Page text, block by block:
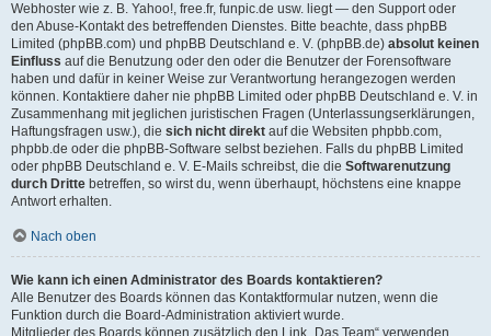
Webhoster wie z. B. Yahoo!, free.fr, funpic.de usw. liegt — den Support oder
den Abuse-Kontakt des betreffenden Dienstes. Bitte beachte, dass phpBB
Limited (phpBB.com) und phpBB Deutschland e. V. (phpBB.de) absolut keinen
Einfluss auf die Benutzung oder den oder die Benutzer der Forensoftware
haben und dafür in keiner Weise zur Verantwortung herangezogen werden
können. Kontaktiere daher nie phpBB Limited oder phpBB Deutschland e. V. in
Zusammenhang mit jeglichen juristischen Fragen (Unterlassungserklärungen,
Haftungsfragen usw.), die sich nicht direkt auf die Websiten phpbb.com,
phpbb.de oder die phpBB-Software selbst beziehen. Falls du phpBB Limited
oder phpBB Deutschland e. V. E-Mails schreibst, die die Softwarenutzung
durch Dritte betreffen, so wirst du, wenn überhaupt, höchstens eine knappe
Antwort erhalten.
Nach oben
Wie kann ich einen Administrator des Boards kontaktieren?
Alle Benutzer des Boards können das Kontaktformular nutzen, wenn die
Funktion durch die Board-Administration aktiviert wurde.
Mitglieder des Boards können zusätzlich den Link „Das Team“ verwenden.